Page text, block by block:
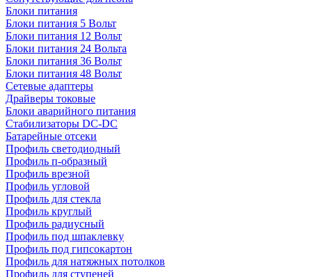
Блоки питания
Блоки питания 5 Вольт
Блоки питания 12 Вольт
Блоки питания 24 Вольта
Блоки питания 36 Вольт
Блоки питания 48 Вольт
Сетевые адаптеры
Драйверы токовые
Блоки аварийного питания
Стабилизаторы DC-DC
Батарейные отсеки
Профиль светодиодный
Профиль п-образный
Профиль врезной
Профиль угловой
Профиль для стекла
Профиль круглый
Профиль радиусный
Профиль под шпаклевку
Профиль под гипсокартон
Профиль для натяжных потолков
Профиль для ступеней